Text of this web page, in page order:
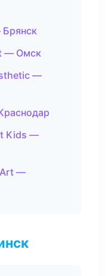
— Омск
—
Kids —
—